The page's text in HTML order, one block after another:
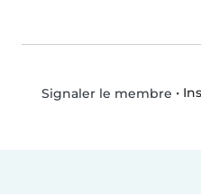
Signaler le membre •